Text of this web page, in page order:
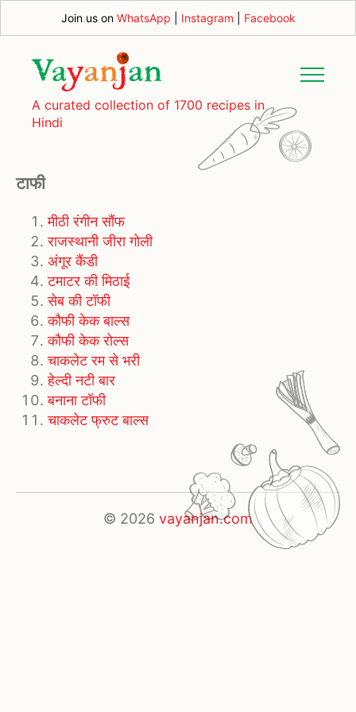
Join us on WhatsApp Instagram Facebook
A curated collection of 1700 recipes in
Hindi
टाफी
मीठी रंगीन सौंफ
राजस्थानी जीरा गोली
अंगूर कैंडी
टमाटर की मिठाई
सेब की टॉफी
कौफी केक बाल्स
कौफी केक रोल्स
चाकलेट रम से भरी
हेल्दी नटी बार
बनाना टॉफी
चाकलेट फ्रुट बाल्स
© 2026 vayanjan.com